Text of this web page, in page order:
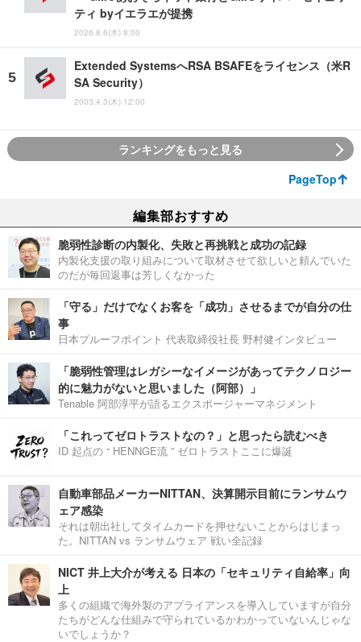
ティ byイエラエが提携
2026.8.6(木) 8:00
Extended SystemsへRSA BSAFEをライセンス（米R
SA Security）
2003.4.3(木) 12:00
ランキングをもっと見る
PageTop
編集部おすすめ
脆弱性診断の内製化、失敗と再挑戦と成功の記録
内製化支援の取り組みについて取材させて欲しいと頼んでいた
のだが毎回返事は芳しくなかった
「守る」だけでなくお客を「成功」させるまでが自分の仕
事
日本プルーフポイント 代表取締役社長 野村健インタビュー
「脆弱性管理はレガシーなイメージがあってテクノロジー
的に魅力がないと思いました（阿部）」
Tenable 阿部淳平が語るエクスポージャーマネジメント
「これってゼロトラストなの？」と思ったら読むべき
ID 起点の “ HENNGE流 ” ゼロトラストここに爆誕
自動車部品メーカーNITTAN、決算開示目前にランサムウ
ェア感染
それは朝出社してタイムカードを押せないことからはじまっ
た。NITTAN vs ランサムウェア 戦い全記録
NICT 井上大介が考える 日本の「セキュリティ自給率」向
上
多くの組織で海外製のアプライアンスを導入していますが自分
たちがどんな仕組みで守られているかわかっていないんじゃな
いでしょうか？